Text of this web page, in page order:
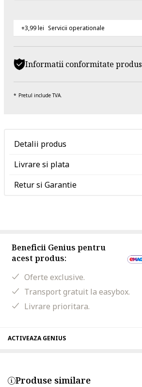
+3,99 lei Servicii operationale
Informatii conformitate produs
Pretul include TVA.
Detalii produs
Livrare si plata
Retur si Garantie
Beneficii Genius pentru
acest produs:
Oferte exclusive.
Transport gratuit la easybox.
Livrare prioritara.
ACTIVEAZA GENIUS
Produse similare